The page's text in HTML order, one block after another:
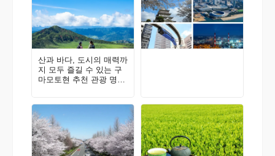
산과 바다, 도시의 매력까
지 모두 즐길 수 있는 구
마모토현 추천 관광 명소